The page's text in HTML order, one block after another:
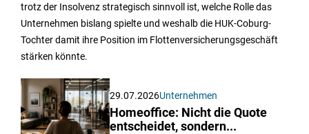
trotz der Insolvenz strategisch sinnvoll ist, welche Rolle das
Unternehmen bislang spielte und weshalb die HUK-Coburg-
Tochter damit ihre Position im Flottenversicherungsgeschäft
stärken könnte.
29.07.2026Unternehmen
Homeoffice: Nicht die Quote
entscheidet, sondern...